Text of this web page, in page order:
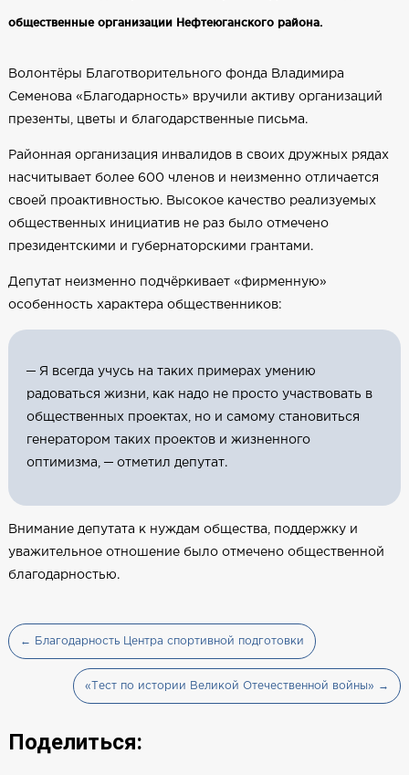
общественные организации Нефтеюганского района.
Волонтёры Благотворительного фонда Владимира
Семенова «Благодарность» вручили активу организаций
презенты, цветы и благодарственные письма.
Районная организация инвалидов в своих дружных рядах
насчитывает более 600 членов и неизменно отличается
своей проактивностью. Высокое качество реализуемых
общественных инициатив не раз было отмечено
президентскими и губернаторскими грантами.
Депутат неизменно подчёркивает «фирменную»
особенность характера общественников:
─ Я всегда учусь на таких примерах умению
радоваться жизни, как надо не просто участвовать в
общественных проектах, но и самому становиться
генератором таких проектов и жизненного
оптимизма, ─ отметил депутат.
Внимание депутата к нуждам общества, поддержку и
уважительное отношение было отмечено общественной
благодарностью.
← Благодарность Центра спортивной подготовки
«Тест по истории Великой Отечественной войны» →
Поделиться: